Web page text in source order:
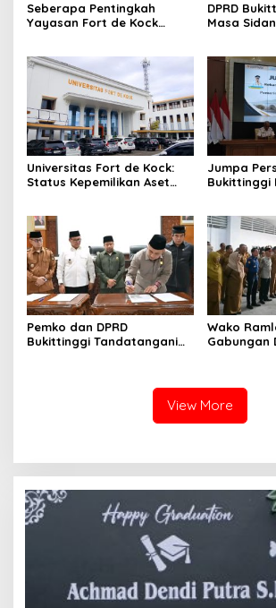
Seberapa Pentingkah
Yayasan Fort de Kock
Jam Gadang?
DPRD
Masa
Beri
Universitas Fort de Kock:
Status Kepemilikan Aset
Putusan Mahkamah Agung
Nomor 2108/K/Pdt/2022
Jumpa
Bukittinggi
Pemko dan DPRD
Bukittinggi Tandatangani
Wako
Gabungan
View More